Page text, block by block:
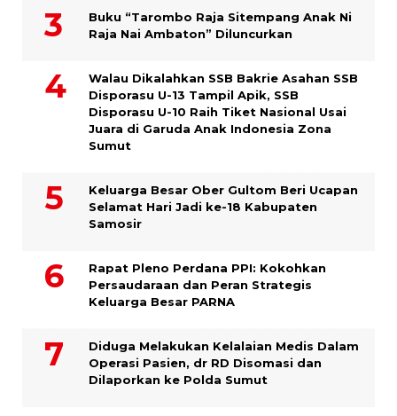
Buku “Tarombo Raja Sitempang Anak Ni
Raja Nai Ambaton” Diluncurkan
Walau Dikalahkan SSB Bakrie Asahan SSB
Disporasu U-13 Tampil Apik, SSB
Disporasu U-10 Raih Tiket Nasional Usai
Juara di Garuda Anak Indonesia Zona
Sumut
Keluarga Besar Ober Gultom Beri Ucapan
Selamat Hari Jadi ke-18 Kabupaten
Samosir
Rapat Pleno Perdana PPI: Kokohkan
Persaudaraan dan Peran Strategis
Keluarga Besar PARNA
Diduga Melakukan Kelalaian Medis Dalam
Operasi Pasien, dr RD Disomasi dan
Dilaporkan ke Polda Sumut